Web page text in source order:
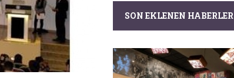
SON EKLENEN HABERLER